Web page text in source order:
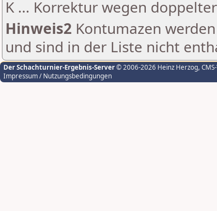
K ... Korrektur wegen
Hinweis2 Kontumazen
und sind in der Liste nicht
Der Schachturnier-Ergebnis-Server© 2006-2026 Heinz Herzog,
Impressum / Nutzungsbedingungen